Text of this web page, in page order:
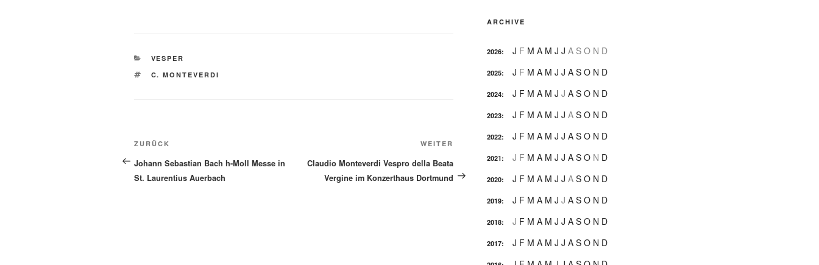
KATEGORIEN
VESPER
SCHLAGWÖRTER
C. MONTEVERDI
Beitragsnavigation
Vorheriger
Beitrag
ZURÜCK
Johann Sebastian Bach h-Moll Messe in
St. Laurentius Auerbach
Beitrag
WEITER
Claudio Monteverdi Vespro della Beata
Vergine im Konzerthaus Dortmund
ARCHIVE
2026: J F M A M J J A S O N D
2025: J F M A M J J A S O N D
2024: J F M A M J J A S O N D
2023: J F M A M J J A S O N D
2022: J F M A M J J A S O N D
2021: J F M A M J J A S O N D
2020: J F M A M J J A S O N D
2019: J F M A M J J A S O N D
2018: J F M A M J J A S O N D
2017: J F M A M J J A S O N D